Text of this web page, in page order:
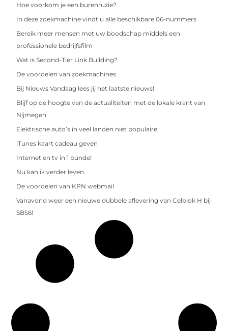
Hoe voorkom je een burenruzie?
In deze zoekmachine vindt u alle beschikbare 06-nummers
Bereik meer mensen met uw boodschap middels een
professionele bedrijfsfilm
Wat is Second-Tier Link Building?
De voordelen van zoekmachines
Bij Nieuws Vandaag lees jij het laatste nieuws!
Blijf op de hoogte van de actualiteiten met de lokale krant van
Nijmegen
Elektrische auto’s in veel landen niet populaire
iTunes kaart cadeau geven
Internet en tv in 1 bundel
Nu kan ik verder leven.
De voordelen van KPN webmail
Vanavond weer een nieuwe dubbele aflevering van Celblok H bij
SBS6!